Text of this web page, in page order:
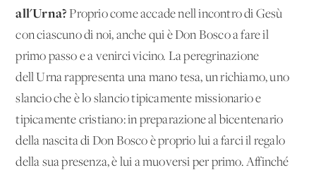
all'Urna? Proprio come accade nell'incontro di Gesù
con ciascuno di noi, anche qui è Don Bosco a fare il
primo passo e a venirci vicino. La peregrinazione
dell'Urna rappresenta una mano tesa, un richiamo, uno
slancio che è lo slancio tipicamente missionario e
tipicamente cristiano: in preparazione al bicentenario
della nascita di Don Bosco è proprio lui a farci il regalo
della sua presenza, è lui a muoversi per primo. Affinché